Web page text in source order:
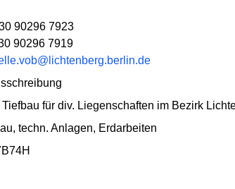
90296 7923
90296 7919
für div. Liegenschaften im Bezirk
techn. Anlagen, Erdarbeiten